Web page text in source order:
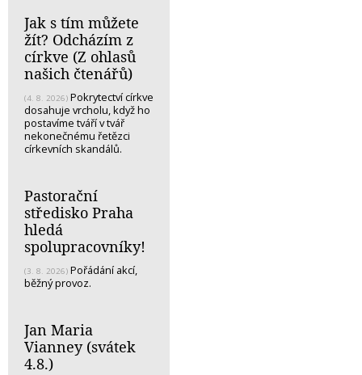
Jak s tím můžete
žít? Odcházím z
církve (Z ohlasů
našich čtenářů)
(4. 8. 2026) Pokrytectví církve
dosahuje vrcholu, když ho
postavíme tváří v tvář
nekonečnému řetězci
církevních skandálů.
Pastorační
středisko Praha
hledá
spolupracovníky!
(3. 8. 2026) Pořádání akcí,
běžný provoz.
Jan Maria
Vianney (svátek
4.8.)